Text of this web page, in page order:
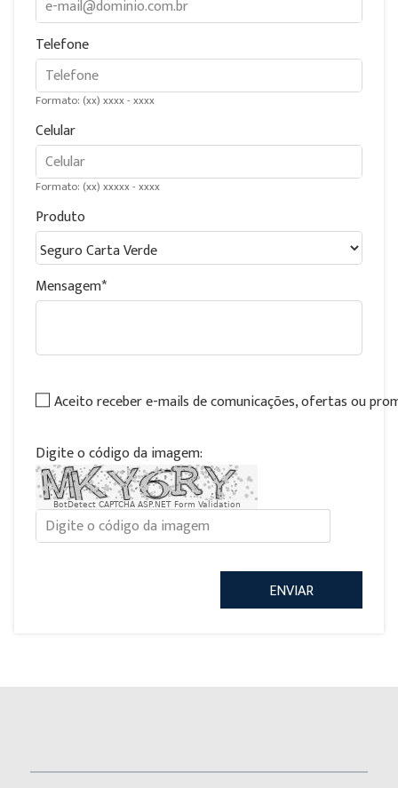
Telefone
Formato: (xx) xxxx - xxxx
Celular
Formato: (xx) xxxxx - xxxx
Produto
Mensagem
Aceito receber e-mails de comunicações, ofertas ou
Digite o código da imagem:
BotDetect CAPTCHA ASP.NET Form Validation
ENVIAR